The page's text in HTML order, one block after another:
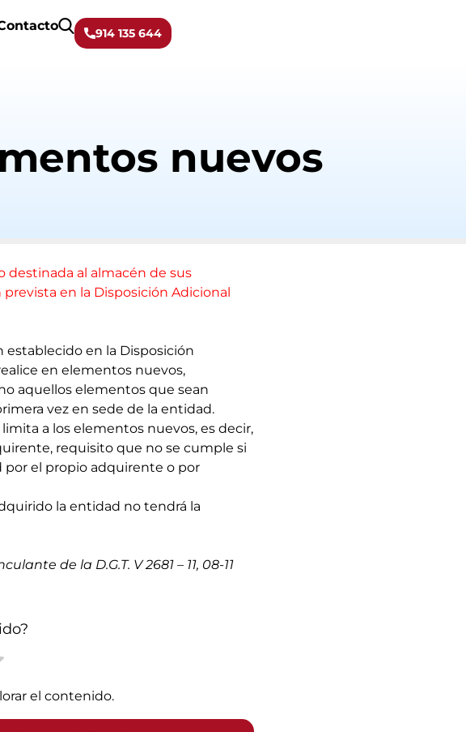
914 135 644
nuevos
al almacén de sus
en la Disposición Adicional
establecido en la Disposición
en elementos nuevos,
aquellos elementos que sean
vez en sede de la entidad.
a los elementos nuevos, es decir,
requisito que no se cumple si
por el propio adquirente o por
la entidad no tendrá la
de la D.G.T. V 2681 – 11, 08-11
el contenido.